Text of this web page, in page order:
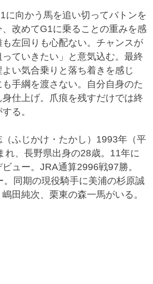
向かう馬を追い切ってバトンを
改めてG1に乗ることの重みを感
も左回りも心配ない。チャンスが
ていきたい」と意気込む。最終
い気合乗りと落ち着きを感じ
手綱を渡さない。自分自身のた
仕上げ。爪痕を残すだけでは終
する。
じかけ・たかし）1993年（平
れ、長野県出身の28歳。11年に
ュー。JRA通算2996戦97勝。
。同期の現役騎手に美浦の杉原誠
田純次、栗東の森一馬がいる。